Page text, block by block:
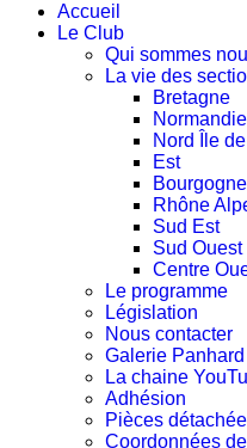
Accueil
Le Club
Qui sommes
La vie des
Bretagne
Normandie
Nord Île
Est
Rhône
Sud Est
Sud Ouest
Centre
Le programme
Législation
Nous contacter
Galerie Panhard
La chaine
Adhésion
Pièces
Coordonnées